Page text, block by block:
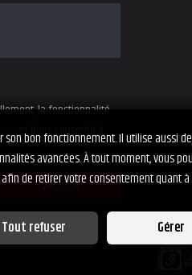
la fonctionnalité
, et donc consentir à
VALIDER
son bon fonctionnement. Il utilise aussi
avancées. À tout moment, vous
de retirer votre consentement quant
services
Tout refuser Gérer